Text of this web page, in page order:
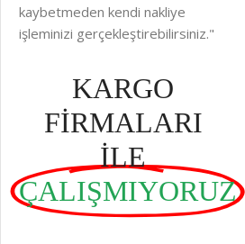
kaybetmeden kendi nakliye
işleminizi gerçekleştirebilirsiniz."
KARGO
FİRMALARI
İLE
ÇALIŞMIYORUZ